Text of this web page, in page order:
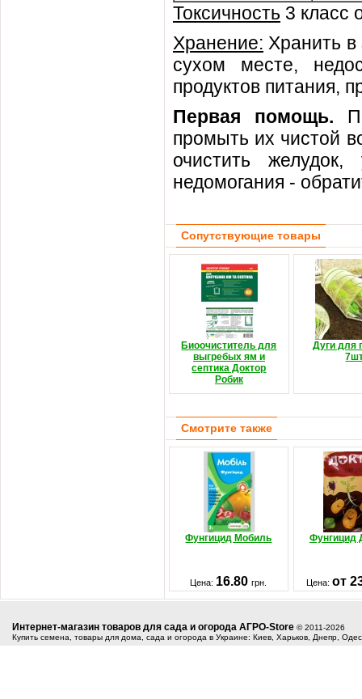
Токсичность 3 класс
Хранение: Хранить в
сухом месте,
продуктов питания,
Первая помощь.
промыть их чистой
очистить
недомогания -
Сопутствующие товары
Биоочиститель для
выгребых ям и
септика Доктор
Робик
Дуги для
Смотрите также
Фунгицид Мобиль Фунгицид
Цена: 16.80грн. Цена: от
Интернет-магазин товаров для сада и огорода АГРО-Store © 2011-2026
Купить семена, товары для дома, сада и огорода в Украине: Киев, Харьков, Днепр,